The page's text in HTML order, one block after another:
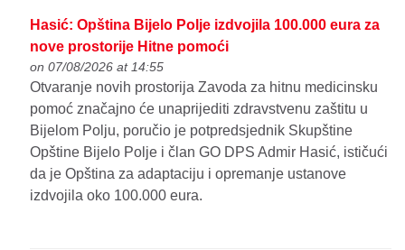
Hasić: Opština Bijelo Polje izdvojila 100.000 eura za
nove prostorije Hitne pomoći
on 07/08/2026 at 14:55
Otvaranje novih prostorija Zavoda za hitnu medicinsku
pomoć značajno će unaprijediti zdravstvenu zaštitu u
Bijelom Polju, poručio je potpredsjednik Skupštine
Opštine Bijelo Polje i član GO DPS Admir Hasić, ističući
da je Opština za adaptaciju i opremanje ustanove
izdvojila oko 100.000 eura.